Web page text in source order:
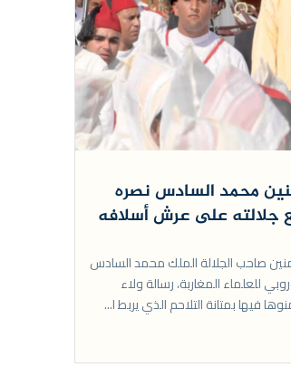
محمد السادس نصره
جلالته على عرش أسلافه
صاحب الجلالة الملك محمد السادس
للعلماء المغاربة، رسالة ولاء
فيها بمتانة التلاحم الذي يربط ا...